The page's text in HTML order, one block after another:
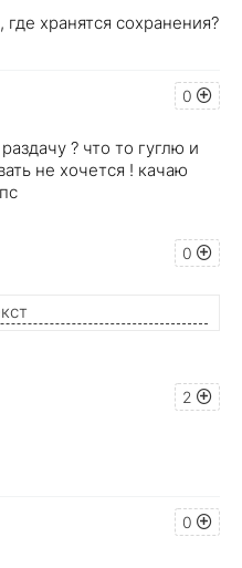
хранятся сохранения?
0
? что то гуглю и
не хочется ! качаю
0
2
0